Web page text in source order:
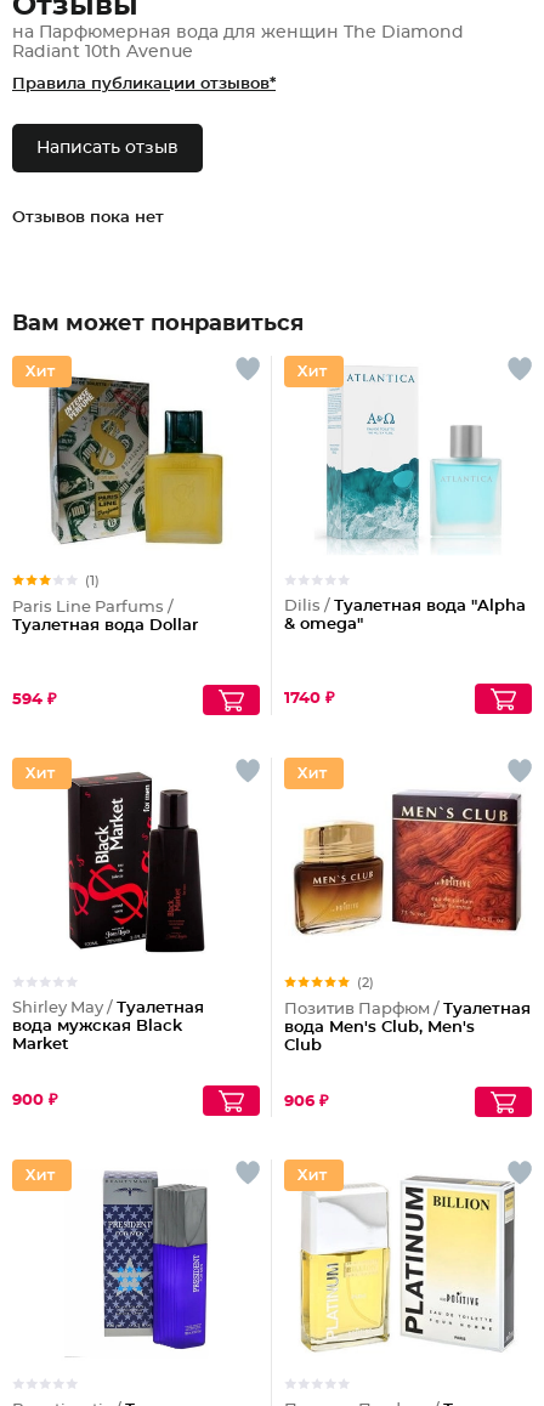
Отзывы
на Парфюмерная вода для женщин The Diamond
Radiant 10th Avenue
Правила публикации отзывов*
Написать отзыв
Отзывов пока нет
Вам может понравиться
(1)
Paris Line Parfums /
Туалетная вода Dollar
594 ₽
Dilis /
Туалетная вода "Alpha
& omega"
1740 ₽
Shirley May /
Туалетная
вода мужская Black
Market
900 ₽
(2)
Позитив Парфюм /
Туалетная
вода Men's Club, Men's
Club
906 ₽